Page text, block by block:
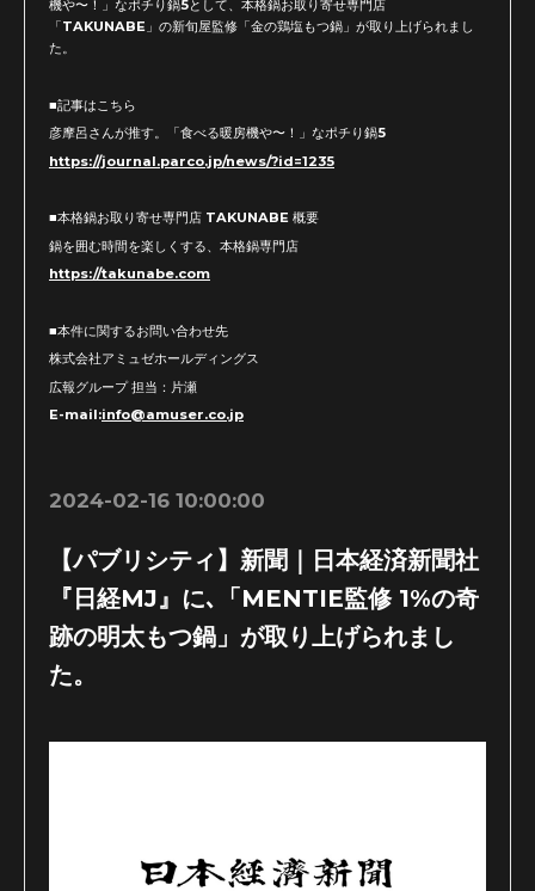
機や〜！」なポチり鍋5として、本格鍋お取り寄せ専門店
「TAKUNABE」の新旬屋監修「金の鶏塩もつ鍋」が取り上げられまし
た。
■記事はこちら
彦摩呂さんが推す。「食べる暖房機や〜！」なポチり鍋5
https://journal.parco.jp/news/?id=1235
■本格鍋お取り寄せ専門店 TAKUNABE 概要
鍋を囲む時間を楽しくする、本格鍋専門店
https://takunabe.com
■本件に関するお問い合わせ先
株式会社アミュゼホールディングス
広報グループ 担当：片瀬
E-mail:info@amuser.co.jp
2024-02-16 10:00:00
【パブリシティ】新聞｜日本経済新聞社
『日経MJ』に､「MENTIE監修 1%の奇
跡の明太もつ鍋」が取り上げられまし
た。